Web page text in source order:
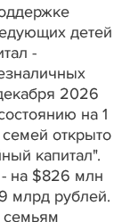
детей
-
2026
на 1
открыто
капитал".
на $826 млн
млрд рублей.
семьям